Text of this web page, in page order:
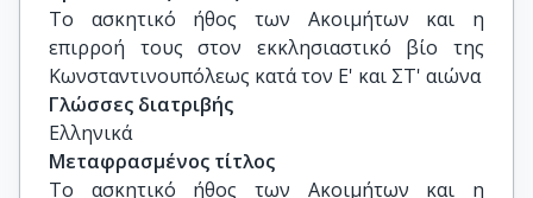
Γιουσπάσογλου, Θεολογική Σχολή ΕΚΠΑ,
Τμήμα Θεολογίας.
Το ασκητικό ήθος των Ακοιμήτων και η
επιρροή τους στον εκκλησιαστικό βίο της
Κωνσταντινουπόλεως κατά τον Ε' και ΣΤ' αιώνα
Γλώσσες διατριβής
Ελληνικά
Μεταφρασμένος τίτλος
Το ασκητικό ήθος των Ακοιμήτων και η